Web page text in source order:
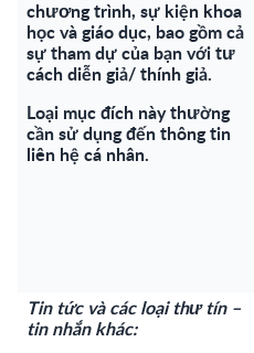
chương trình, sự kiện khoa
học và giáo dục, bao gồm cả
sự tham dự của bạn với tư
cách diễn giả/ thính giả.
Loại mục đích này thường
cần sử dụng đến thông tin
liên hệ cá nhân.
Tin tức và các loại thư tín –
tin nhắn khác: